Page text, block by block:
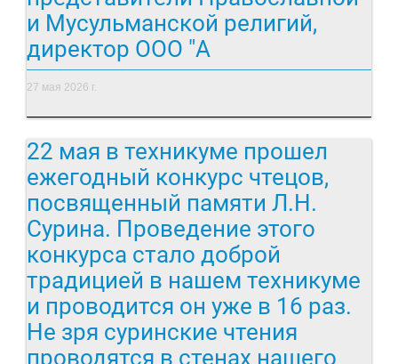
и Мусульманской религий,
директор ООО "А
27 мая 2026 г.
22 мая в техникуме прошел
ежегодный конкурс чтецов,
посвященный памяти Л.Н.
Сурина. Проведение этого
конкурса стало доброй
традицией в нашем техникуме
и проводится он уже в 16 раз.
Не зря суринские чтения
проводятся в стенах нашего